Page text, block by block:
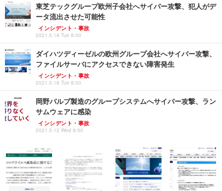
東芝テックグループ欧州子会社へサイバー攻撃、犯人がデ
ータ流出させた可能性
インシデント・事故
2021.5.18 Tue 8:00
ダイハツディーゼルの欧州グループ会社へサイバー攻撃、
ファイルサーバにアクセスできない障害発生
インシデント・事故
2021.5.18 Tue 8:00
岡野バルブ製造のグループシステムへサイバー攻撃、ラン
サムウェアに感染
インシデント・事故
2021.5.12 Wed 8:00